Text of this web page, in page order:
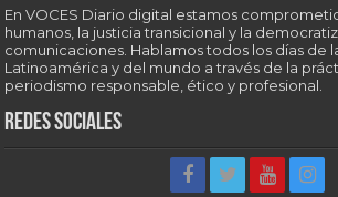
En VOCES Diario digital estamos
humanos, la justicia transicional y la
comunicaciones. Hablamos todos los días de
Latinoamérica y del mundo a través de la
periodismo responsable, ético y profesional.
Redes sociales